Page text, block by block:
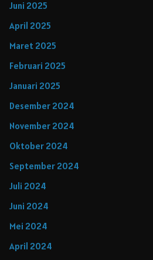
Juni 2025
April 2025
Maret 2025
Februari 2025
Januari 2025
Desember 2024
November 2024
Oktober 2024
September 2024
Juli 2024
Juni 2024
Mei 2024
April 2024